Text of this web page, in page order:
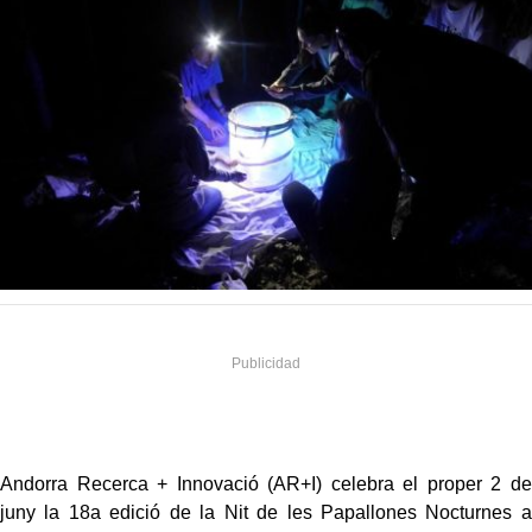
Andorra Recerca + Innovació (AR+I) celebra el proper 2 de
juny la 18a edició de la Nit de les Papallones Nocturnes a